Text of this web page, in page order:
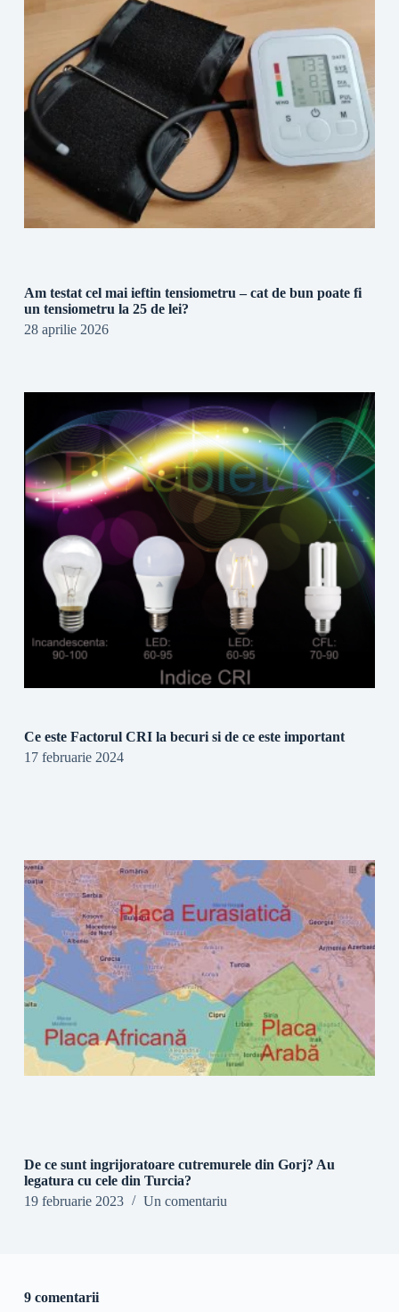
Am testat cel mai ieftin tensiometru – cat de bun poate fi
un tensiometru la 25 de lei?
28 aprilie 2026
Ce este Factorul CRI la becuri si de ce este important
17 februarie 2024
De ce sunt ingrijoratoare cutremurele din Gorj? Au
legatura cu cele din Turcia?
19 februarie 2023
Un comentariu
9 comentarii